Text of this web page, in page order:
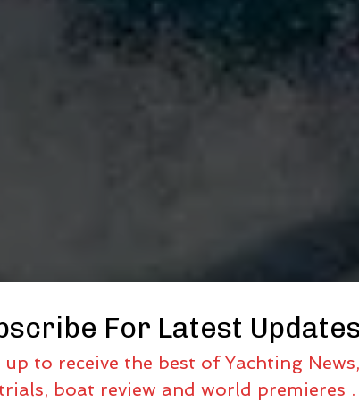
For Latest
up to receive the best of Yachting News,
boat review and world premieres .